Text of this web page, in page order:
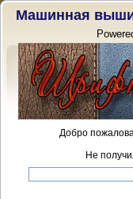
Машинная
Добро
Не